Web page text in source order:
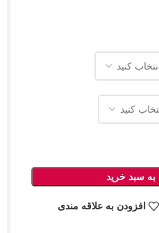
به سبد خرید
افزودن به علاقه مندی